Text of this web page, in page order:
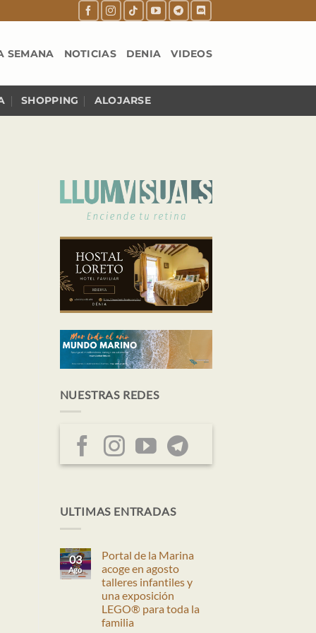
SEMANA NOTICIAS DENIA VIDEOS
SHOPPING ALOJARSE
NUESTRAS REDES
ULTIMAS ENTRADAS
03
Ago
Portal de la Marina
acoge en agosto
talleres infantiles y
una exposición
LEGO® para toda la
familia